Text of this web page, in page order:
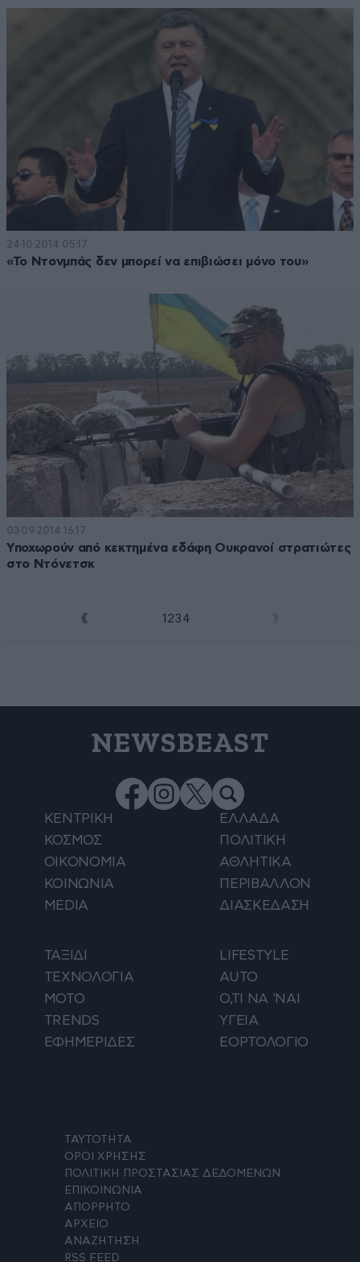
24·10·2014 05:17
«Το Ντονμπάς δεν μπορεί να επιβιώσει μόνο του»
03·09·2014 16:17
Υποχωρούν από κεκτημένα εδάφη Ουκρανοί στρατιώτες
στο Ντόνετσκ
1 23 4
NEWSBEAST
ΚΕΝΤΡΙΚΗ
ΕΛΛΑΔΑ
ΚΟΣΜΟΣ
ΠΟΛΙΤΙΚΗ
ΟΙΚΟΝΟΜΙΑ
ΑΘΛΗΤΙΚΑ
ΚΟΙΝΩΝΙΑ
ΠΕΡΙΒΑΛΛΟΝ
MEDIA
ΔΙΑΣΚΕΔΑΣΗ
ΤΑΞΙΔΙ
LIFESTYLE
ΤΕΧΝΟΛΟΓΙΑ
AUTO
ΜΟΤΟ
Ο,ΤΙ ΝΑ 'ΝΑΙ
TRENDS
ΥΓΕΙΑ
ΕΦΗΜΕΡΙΔΕΣ
ΕΟΡΤΟΛΟΓΙΟ
ΤΑΥΤΟΤΗΤΑ
ΟΡΟΙ ΧΡΗΣΗΣ
ΠΟΛΙΤΙΚΗ ΠΡΟΣΤΑΣΙΑΣ ΔΕΔΟΜΕΝΩΝ
ΕΠΙΚΟΙΝΩΝΙΑ
ΑΠΟΡΡΗΤΟ
ΑΡΧΕΙΟ
ΑΝΑΖΗΤΗΣΗ
RSS FEED